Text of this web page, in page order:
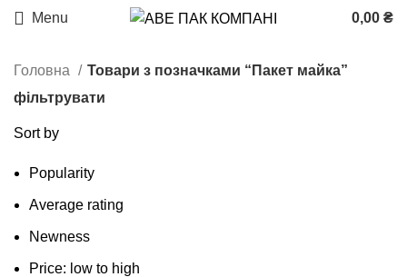
Menu 0,00 ₴
Головна
Товари з позначками “Пакет майка”
фільтрувати
Sort by
Popularity
Average rating
Newness
Price: low to high